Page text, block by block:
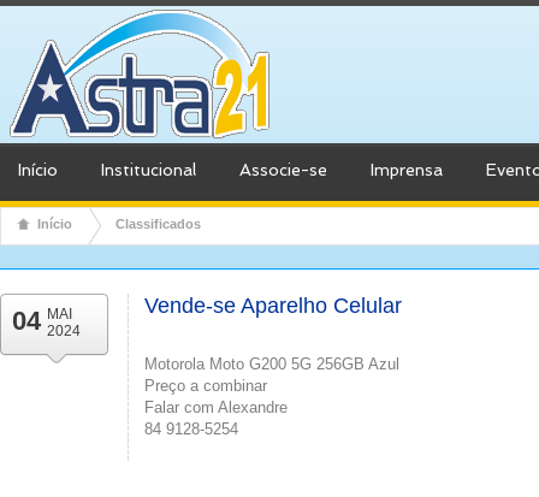
Início Institucional Associe-se Imprensa
Início Classificados
04 MAI
2024
Vende-se Aparelho Celular
Motorola Moto G200 5G 256GB Azul
Preço a combinar
Falar com Alexandre
84 9128-5254